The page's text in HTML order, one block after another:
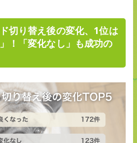
切り替え後の変化、1位は
！「変化なし」も成功の